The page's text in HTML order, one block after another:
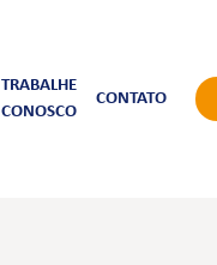
TRABALHE
CONOSCO
CONTATO